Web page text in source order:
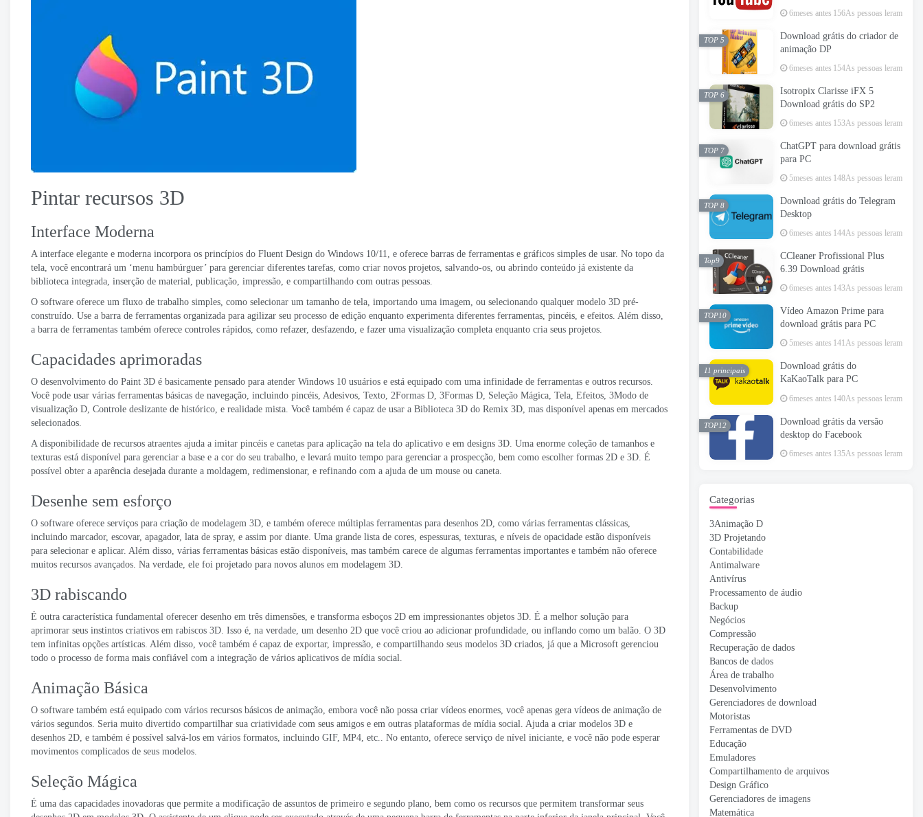
Pintar recursos 3D
Interface Moderna
A interface elegante e moderna incorpora os princípios do Fluent Design do Windows 10/11, e oferece barras de ferramentas e gráficos simples de usar. No topo da
tela, você encontrará um ‘menu hambúrguer’ para gerenciar diferentes tarefas, como criar novos projetos, salvando-os, ou abrindo conteúdo já existente da
biblioteca integrada, inserção de material, publicação, impressão, e compartilhando com outras pessoas.
O software oferece um fluxo de trabalho simples, como selecionar um tamanho de tela, importando uma imagem, ou selecionando qualquer modelo 3D pré-
construído. Use a barra de ferramentas organizada para agilizar seu processo de edição enquanto experimenta diferentes ferramentas, pincéis, e efeitos. Além disso,
a barra de ferramentas também oferece controles rápidos, como refazer, desfazendo, e fazer uma visualização completa enquanto cria seus projetos.
Capacidades aprimoradas
O desenvolvimento do Paint 3D é basicamente pensado para atender Windows 10 usuários e está equipado com uma infinidade de ferramentas e outros recursos.
Você pode usar várias ferramentas básicas de navegação, incluindo pincéis, Adesivos, Texto, 2Formas D, 3Formas D, Seleção Mágica, Tela, Efeitos, 3Modo de
visualização D, Controle deslizante de histórico, e realidade mista. Você também é capaz de usar a Biblioteca 3D do Remix 3D, mas disponível apenas em mercados
selecionados.
A disponibilidade de recursos atraentes ajuda a imitar pincéis e canetas para aplicação na tela do aplicativo e em designs 3D. Uma enorme coleção de tamanhos e
texturas está disponível para gerenciar a base e a cor do seu trabalho, e levará muito tempo para gerenciar a prospecção, bem como escolher formas 2D e 3D. É
possível obter a aparência desejada durante a moldagem, redimensionar, e refinando com a ajuda de um mouse ou caneta.
Desenhe sem esforço
O software oferece serviços para criação de modelagem 3D, e também oferece múltiplas ferramentas para desenhos 2D, como várias ferramentas clássicas,
incluindo marcador, escovar, apagador, lata de spray, e assim por diante. Uma grande lista de cores, espessuras, texturas, e níveis de opacidade estão disponíveis
para selecionar e aplicar. Além disso, várias ferramentas básicas estão disponíveis, mas também carece de algumas ferramentas importantes e também não oferece
muitos recursos avançados. Na verdade, ele foi projetado para novos alunos em modelagem 3D.
3D rabiscando
É outra característica fundamental oferecer desenho em três dimensões, e transforma esboços 2D em impressionantes objetos 3D. É a melhor solução para
aprimorar seus instintos criativos em rabiscos 3D. Isso é, na verdade, um desenho 2D que você criou ao adicionar profundidade, ou inflando como um balão. O 3D
tem infinitas opções artísticas. Além disso, você também é capaz de exportar, impressão, e compartilhando seus modelos 3D criados, já que a Microsoft gerenciou
todo o processo de forma mais confiável com a integração de vários aplicativos de mídia social.
Animação Básica
O software também está equipado com vários recursos básicos de animação, embora você não possa criar vídeos enormes, você apenas gera vídeos de animação de
vários segundos. Seria muito divertido compartilhar sua criatividade com seus amigos e em outras plataformas de mídia social. Ajuda a criar modelos 3D e
desenhos 2D, e também é possível salvá-los em vários formatos, incluindo GIF, MP4, etc.. No entanto, oferece serviço de nível iniciante, e você não pode esperar
movimentos complicados de seus modelos.
Seleção Mágica
É uma das capacidades inovadoras que permite a modificação de assuntos de primeiro e segundo plano, bem como os recursos que permitem transformar seus
6meses antes 156As pessoas leram
Download grátis do criador de
animação DP
6meses antes 154As pessoas leram
TOP 5
Isotropix Clarisse iFX 5
Download grátis do SP2
6meses antes 153As pessoas leram
TOP 6
ChatGPT para download grátis
para PC
5meses antes 148As pessoas leram
TOP 7
Download grátis do Telegram
Desktop
6meses antes 144As pessoas leram
TOP 8
CCleaner Profissional Plus
6.39 Download grátis
6meses antes 143As pessoas leram
Top9
Vídeo Amazon Prime para
download grátis para PC
5meses antes 141As pessoas leram
TOP10
Download grátis do
KaKaoTalk para PC
6meses antes 140As pessoas leram
11 principais
Download grátis da versão
desktop do Facebook
6meses antes 135As pessoas leram
TOP12
Categorias
3Animação D
3D Projetando
Contabilidade
Antimalware
Antivírus
Processamento de áudio
Backup
Negócios
Compressão
Recuperação de dados
Bancos de dados
Área de trabalho
Desenvolvimento
Gerenciadores de download
Motoristas
Ferramentas de DVD
Educação
Emuladores
Compartilhamento de arquivos
Design Gráfico
Gerenciadores de imagens
Matemática